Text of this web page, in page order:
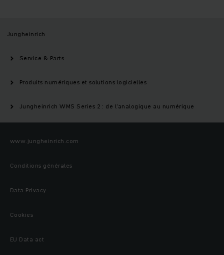
Jungheinrich
Service & Parts
Produits numériques et solutions logicielles
Jungheinrich WMS Series 2 : de l'analogique au numérique
www.jungheinrich.com
Conditions générales
Data Privacy
Cookies
EU Data act